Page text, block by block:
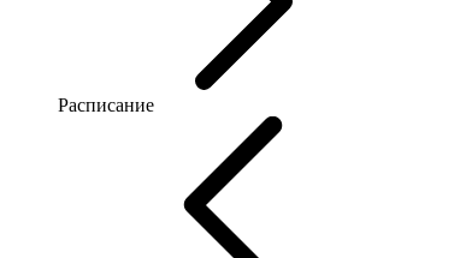
Расписание